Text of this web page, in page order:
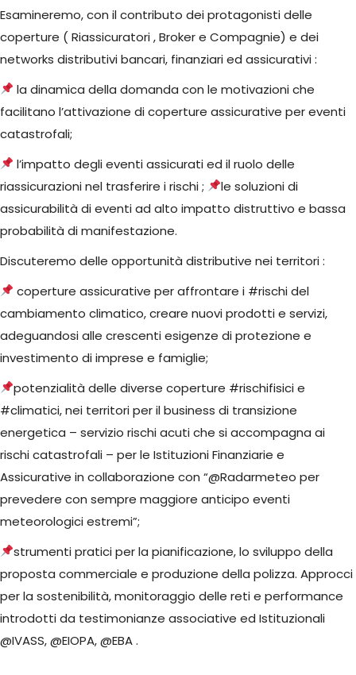
Esamineremo, con il contributo dei protagonisti delle
coperture ( Riassicuratori , Broker e Compagnie) e dei
networks distributivi bancari, finanziari ed assicurativi :
la dinamica della domanda con le motivazioni che
facilitano l’attivazione di coperture assicurative per eventi
catastrofali;
l’impatto degli eventi assicurati ed il ruolo delle
riassicurazioni nel trasferire i rischi ;
le soluzioni di
assicurabilità di eventi ad alto impatto distruttivo e bassa
probabilità di manifestazione.
Discuteremo delle opportunità distributive nei territori :
coperture assicurative per affrontare i #rischi del
cambiamento climatico, creare nuovi prodotti e servizi,
adeguandosi alle crescenti esigenze di protezione e
investimento di imprese e famiglie;
potenzialità delle diverse coperture #rischifisici e
#climatici, nei territori per il business di transizione
energetica – servizio rischi acuti che si accompagna ai
rischi catastrofali – per le Istituzioni Finanziarie e
Assicurative in collaborazione con “@Radarmeteo per
prevedere con sempre maggiore anticipo eventi
meteorologici estremi”;
strumenti pratici per la pianificazione, lo sviluppo della
proposta commerciale e produzione della polizza. Approcci
per la sostenibilità, monitoraggio delle reti e performance
introdotti da testimonianze associative ed Istituzionali
@IVASS, @EIOPA, @EBA .